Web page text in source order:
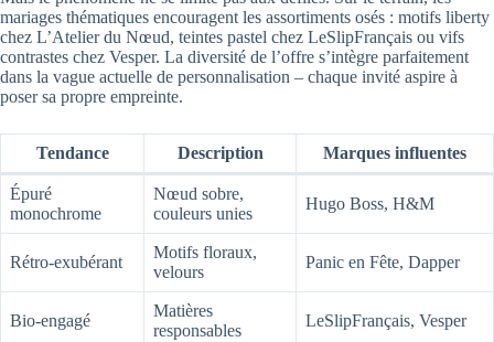
mariages thématiques encouragent les assortiments osés : motifs liberty
chez L’Atelier du Nœud, teintes pastel chez LeSlipFrançais ou vifs
contrastes chez Vesper. La diversité de l’offre s’intègre parfaitement
dans la vague actuelle de personnalisation – chaque invité aspire à
poser sa propre empreinte.
Tendance Description Marques influentes
Épuré
monochrome
Nœud sobre,
couleurs unies
Hugo Boss, H&M
Rétro-exubérant
Motifs floraux,
velours
Panic en Fête, Dapper
Bio-engagé
Matières
responsables
LeSlipFrançais, Vesper